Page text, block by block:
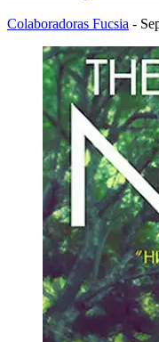
Colaboradoras Fucsia -